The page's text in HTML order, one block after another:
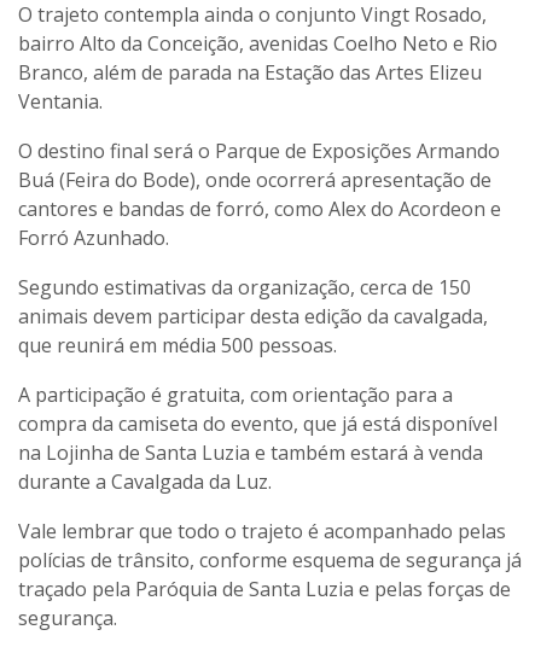
O trajeto contempla ainda o conjunto Vingt Rosado,
bairro Alto da Conceição, avenidas Coelho Neto e Rio
Branco, além de parada na Estação das Artes Elizeu
Ventania.
O destino final será o Parque de Exposições Armando
Buá (Feira do Bode), onde ocorrerá apresentação de
cantores e bandas de forró, como Alex do Acordeon e
Forró Azunhado.
Segundo estimativas da organização, cerca de 150
animais devem participar desta edição da cavalgada,
que reunirá em média 500 pessoas.
A participação é gratuita, com orientação para a
compra da camiseta do evento, que já está disponível
na Lojinha de Santa Luzia e também estará à venda
durante a Cavalgada da Luz.
Vale lembrar que todo o trajeto é acompanhado pelas
polícias de trânsito, conforme esquema de segurança já
traçado pela Paróquia de Santa Luzia e pelas forças de
segurança.